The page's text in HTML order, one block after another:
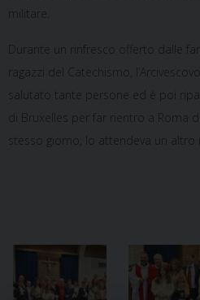
militare.
Durante un rinfresco offerto dalle
ragazzi del Catechismo,
salutato tante persone ed è poi
di Bruxelles per far rientro a Roma
stesso giorno, lo attendeva un